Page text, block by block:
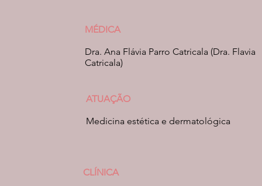
MÉDICA
Dra. Ana Flávia Parro Catricala (Dra. Flavia
Catricala)
ATUAÇÃO
Medicina estética e dermatológica
CLÍNICA